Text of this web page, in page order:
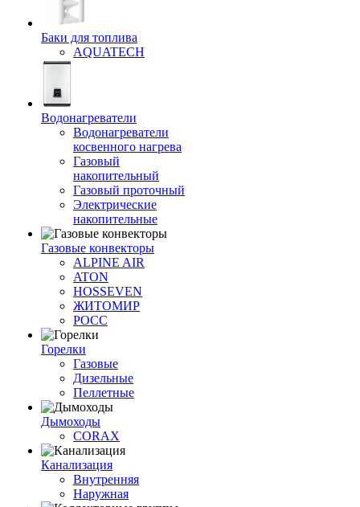
Баки для топлива
AQUATECH
Водонагреватели
Водонагреватели
косвенного нагрева
Газовый
накопительный
Газовый проточный
Электрические
накопительные
Газовые конвекторы
ALPINE AIR
ATON
HOSSEVEN
ЖИТОМИР
РОСС
Горелки
Газовые
Дизельные
Пеллетные
Дымоходы
CORAX
Канализация
Внутренняя
Наружная